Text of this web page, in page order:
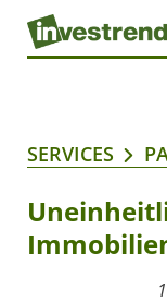
SERVICES